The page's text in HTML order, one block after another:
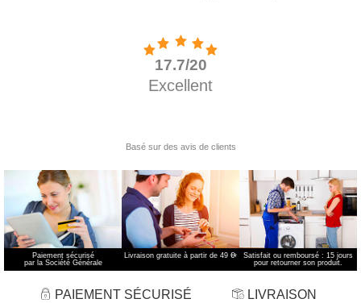
Paiement sécurisé
par la Société Générale
Livraison gratuite à partir de 49 €*
Satisfait ou remboursé : 15 jours
pour retourner son produit.
PAIEMENT SÉCURISÉ LIVRAISON